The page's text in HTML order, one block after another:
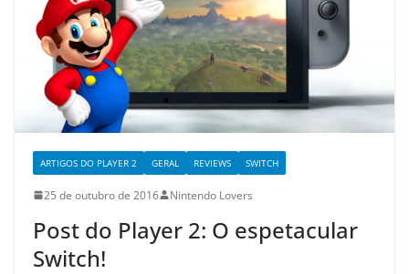
ARTIGOS DO PLAYER 2 GERAL REVIEWS SWITCH
25 de outubro de 2016 Nintendo Lovers
Post do Player 2: O espetacular
Switch!